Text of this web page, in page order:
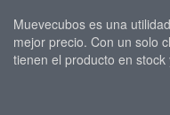
Muevecubos es una
mejor precio. Con un solo
tienen el producto en